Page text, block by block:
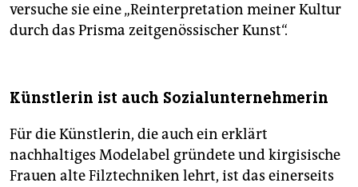
versuche sie eine „Reinterpretation meiner Kultur
durch das Prisma zeitgenössischer Kunst“.
Künstlerin ist auch Sozialunternehmerin
Für die Künstlerin, die auch ein erklärt
nachhaltiges Modelabel gründete und kirgisische
Frauen alte Filztechniken lehrt, ist das einerseits